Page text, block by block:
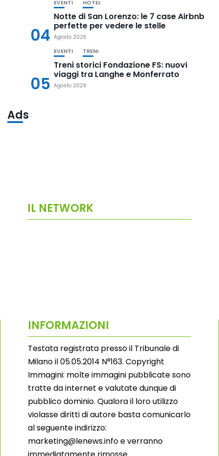
04
EVENTI HOTEL
Notte di San Lorenzo: le 7 case Airbnb
perfette per vedere le stelle
Agosto 2026
05
EVENTI TRENI
Treni storici Fondazione FS: nuovi
viaggi tra Langhe e Monferrato
Agosto 2026
Ads
IL NETWORK
INFORMAZIONI
Testata registrata presso il Tribunale di
Milano il 05.05.2014 N°163. Copyright
Immagini: molte immagini pubblicate sono
tratte da internet e valutate dunque di
pubblico dominio. Qualora il loro utilizzo
violasse diritti di autore basta comunicarlo
al seguente indirizzo:
marketing@lenews.info e verranno